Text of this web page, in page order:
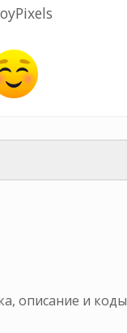
описание и коды